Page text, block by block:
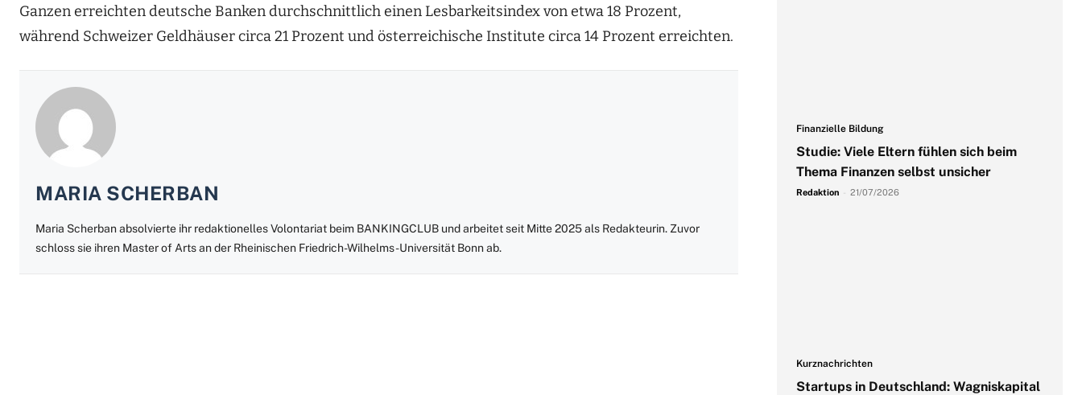
Ganzen erreichten deutsche Banken durchschnittlich einen Lesbarkeitsindex von etwa 18 Prozent,
während Schweizer Geldhäuser circa 21 Prozent und österreichische Institute circa 14 Prozent erreichten.
MARIA SCHERBAN
Maria Scherban absolvierte ihr redaktionelles Volontariat beim BANKINGCLUB und arbeitet seit Mitte 2025 als Redakteurin. Zuvor
schloss sie ihren Master of Arts an der Rheinischen Friedrich-Wilhelms-Universität Bonn ab.
Finanzielle Bildung
Studie: Viele Eltern fühlen sich beim
Thema Finanzen selbst unsicher
Redaktion 21/07/2026
Kurznachrichten
Startups in Deutschland: Wagniskapital